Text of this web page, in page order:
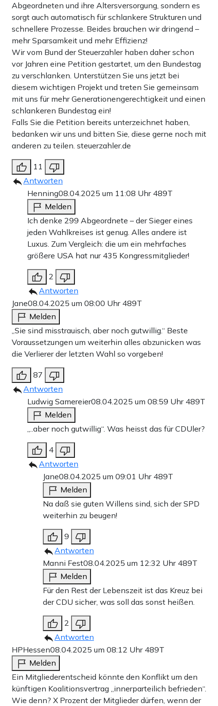
Abgeordneten und ihre Altersversorgung, sondern es
sorgt auch automatisch für schlankere Strukturen und
schnellere Prozesse. Beides brauchen wir dringend –
mehr Sparsamkeit und mehr Effizienz!
Wir vom Bund der Steuerzahler haben daher schon
vor Jahren eine Petition gestartet, um den Bundestag
zu verschlanken. Unterstützen Sie uns jetzt bei
diesem wichtigen Projekt und treten Sie gemeinsam
mit uns für mehr Generationengerechtigkeit und einen
schlankeren Bundestag ein!
Falls Sie die Petition bereits unterzeichnet haben,
bedanken wir uns und bitten Sie, diese gerne noch mit
anderen zu teilen. steuerzahler.de
11
Antworten
Henning08.04.2025 um 11:08 Uhr 489T
Melden
Ich denke 299 Abgeordnete – der Sieger eines
jeden Wahlkreises ist genug. Alles andere ist
Luxus. Zum Vergleich: die um ein mehrfaches
größere USA hat nur 435 Kongressmitglieder!
2
Antworten
Jane08.04.2025 um 08:00 Uhr 489T
Melden
„Sie sind misstrauisch, aber noch gutwillig.“ Beste
Voraussetzungen um weiterhin alles abzunicken was
die Verlierer der letzten Wahl so vorgeben!
87
Antworten
Ludwig Samereier08.04.2025 um 08:59 Uhr 489T
Melden
„..aber noch gutwillig“. Was heisst das für CDUler?
4
Antworten
Jane08.04.2025 um 09:01 Uhr 489T
Melden
Na daß sie guten Willens sind, sich der SPD
weiterhin zu beugen!
9
Antworten
Manni Fest08.04.2025 um 12:32 Uhr 489T
Melden
Für den Rest der Lebenszeit ist das Kreuz bei
der CDU sicher, was soll das sonst heißen.
2
Antworten
HPHessen08.04.2025 um 08:12 Uhr 489T
Melden
Ein Mitgliederentscheid könnte den Konflikt um den
künftigen Koalitionsvertrag „innerparteilich befrieden“.
Wie denn? X Prozent der Mitglieder dürfen, wenn der